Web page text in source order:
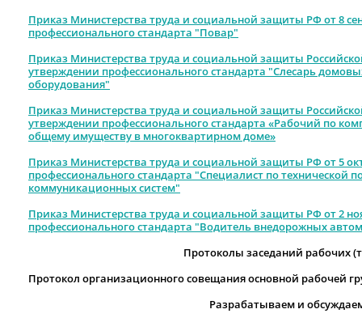
Приказ Министерства труда и социальной защиты РФ от 8
профессионального стандарта "Повар"
Приказ Министерства труда и социальной защиты
утверждении профессионального стандарта "Слесарь
оборудования"
Приказ Министерства труда и социальной защиты
утверждении профессионального стандарта «Рабочий по
общему имуществу в многоквартирном доме»
Приказ Министерства труда и социальной защиты РФ от 5
профессионального стандарта "Специалист по технической
коммуникационных систем"
Приказ Министерства труда и социальной защиты РФ от 2
профессионального стандарта "Водитель внедорожных
Протоколы заседаний рабочих
Протокол организационного совещания основной рабочей
Разрабатываем и